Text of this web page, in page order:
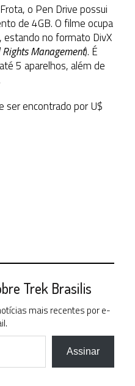
o Pen Drive possui
de 4GB. O filme ocupa
estando no formato DivX
Management). É
5 aparelhos, além de
ser encontrado por U$
Trek Brasilis
mais recentes por e-
Assinar